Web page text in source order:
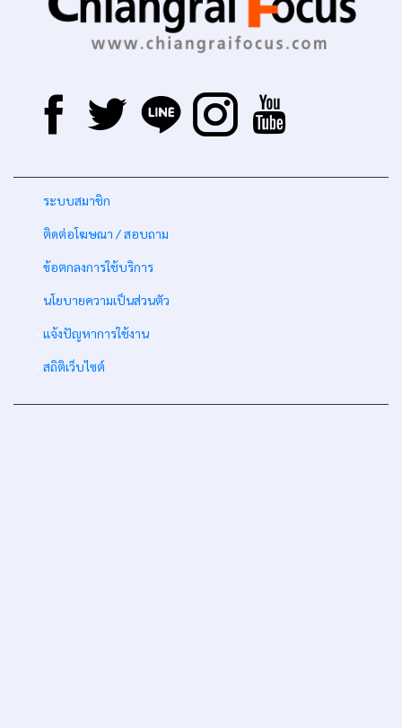
ระบบสมาชิก
ติดต่อโฆษณา / สอบถาม
ข้อตกลงการใช้บริการ
นโยบายความเป็นส่วนตัว
แจ้งปัญหาการใช้งาน
สถิติเว็บไซต์